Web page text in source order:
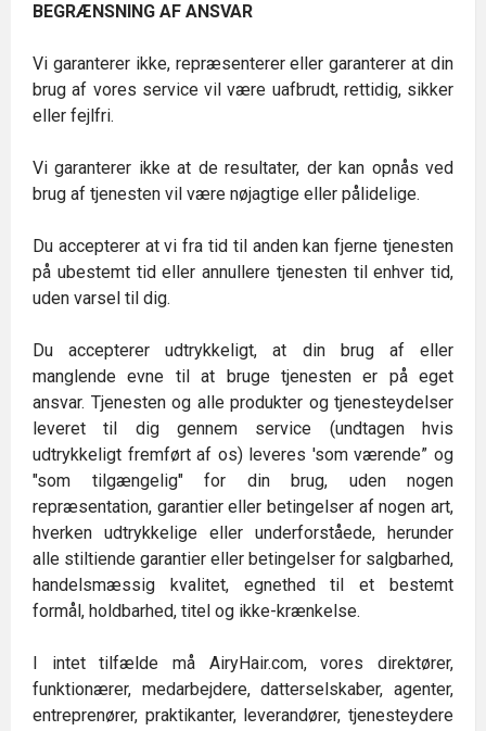
BEGRÆNSNING AF ANSVAR
Vi garanterer ikke, repræsenterer eller garanterer at din
brug af vores service vil være uafbrudt, rettidig, sikker
eller fejlfri.
Vi garanterer ikke at de resultater, der kan opnås ved
brug af tjenesten vil være nøjagtige eller pålidelige.
Du accepterer at vi fra tid til anden kan fjerne tjenesten
på ubestemt tid eller annullere tjenesten til enhver tid,
uden varsel til dig.
Du accepterer udtrykkeligt, at din brug af eller
manglende evne til at bruge tjenesten er på eget
ansvar. Tjenesten og alle produkter og tjenesteydelser
leveret til dig gennem service (undtagen hvis
udtrykkeligt fremført af os) leveres 'som værende” og
"som tilgængelig" for din brug, uden nogen
repræsentation, garantier eller betingelser af nogen art,
hverken udtrykkelige eller underforståede, herunder
alle stiltiende garantier eller betingelser for salgbarhed,
handelsmæssig kvalitet, egnethed til et bestemt
formål, holdbarhed, titel og ikke-krænkelse.
I intet tilfælde må AiryHair.com, vores direktører,
funktionærer, medarbejdere, datterselskaber, agenter,
entreprenører, praktikanter, leverandører, tjenesteydere